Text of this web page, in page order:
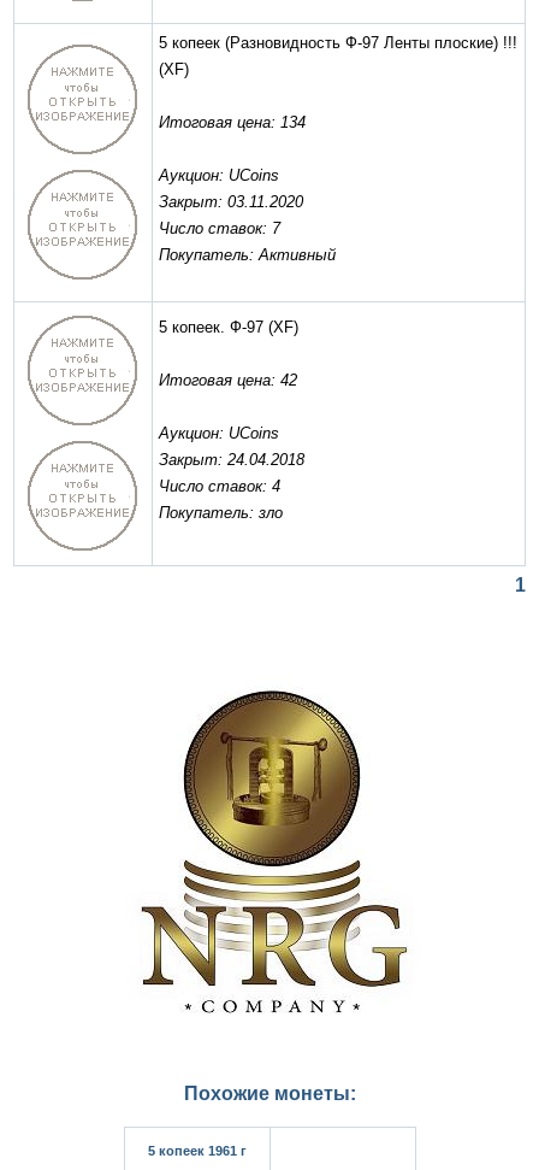
5 копеек (Разновидность Ф-97 Ленты плоские) !!!
(XF)
Итоговая цена: 134
Аукцион: UCoins
Закрыт: 03.11.2020
Число ставок: 7
Покупатель: Активный
5 копеек. Ф-97 (XF)
Итоговая цена: 42
Аукцион: UCoins
Закрыт: 24.04.2018
Число ставок: 4
Покупатель: зло
1
Похожие монеты:
5 копеек 1961 г